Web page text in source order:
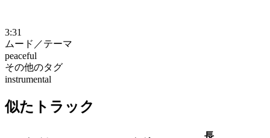
3:31
ムード／テーマ
peaceful
その他のタグ
instrumental
似たトラック
長